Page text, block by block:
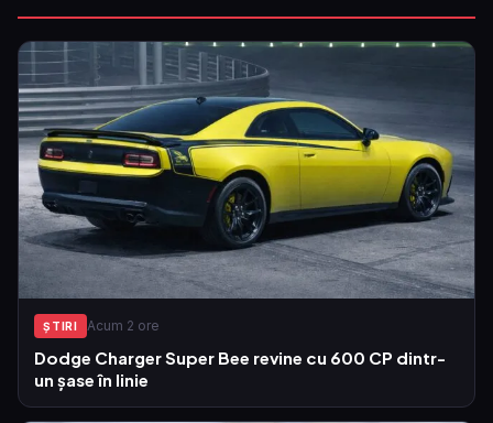
ŞTIRI Acum 2 ore
Dodge Charger Super Bee revine cu 600 CP dintr-
un șase în linie